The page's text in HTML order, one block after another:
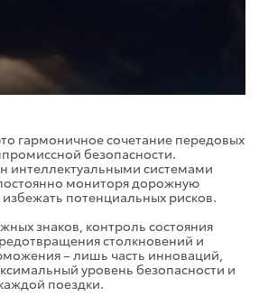
гармоничное сочетание передовых
безопасности.
интеллектуальными системами
мониторя дорожную
потенциальных рисков.
знаков, контроль состояния
столкновений и
– лишь часть инноваций,
уровень безопасности и
поездки.